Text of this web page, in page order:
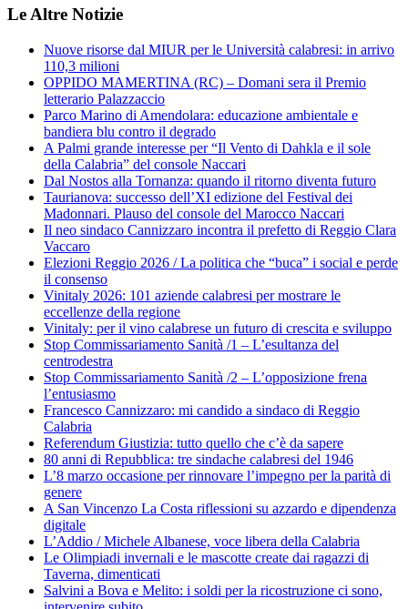
Le Altre Notizie
Nuove risorse dal MIUR per le Università calabresi: in arrivo
110,3 milioni
OPPIDO MAMERTINA (RC) – Domani sera il Premio
letterario Palazzaccio
Parco Marino di Amendolara: educazione ambientale e
bandiera blu contro il degrado
A Palmi grande interesse per “Il Vento di Dahkla e il sole
della Calabria” del console Naccari
Dal Nostos alla Tornanza: quando il ritorno diventa futuro
Taurianova: successo dell’XI edizione del Festival dei
Madonnari. Plauso del console del Marocco Naccari
Il neo sindaco Cannizzaro incontra il prefetto di Reggio Clara
Vaccaro
Elezioni Reggio 2026 / La politica che “buca” i social e perde
il consenso
Vinitaly 2026: 101 aziende calabresi per mostrare le
eccellenze della regione
Vinitaly: per il vino calabrese un futuro di crescita e sviluppo
Stop Commissariamento Sanità /1 – L’esultanza del
centrodestra
Stop Commissariamento Sanità /2 – L’opposizione frena
l’entusiasmo
Francesco Cannizzaro: mi candido a sindaco di Reggio
Calabria
Referendum Giustizia: tutto quello che c’è da sapere
80 anni di Repubblica: tre sindache calabresi del 1946
L’8 marzo occasione per rinnovare l’impegno per la parità di
genere
A San Vincenzo La Costa riflessioni su azzardo e dipendenza
digitale
L’Addio / Michele Albanese, voce libera della Calabria
Le Olimpiadi invernali e le mascotte create dai ragazzi di
Taverna, dimenticati
Salvini a Bova e Melito: i soldi per la ricostruzione ci sono,